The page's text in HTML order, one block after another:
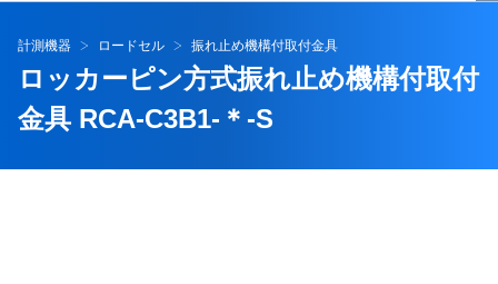
計測機器 ロードセル 振れ止め機構付取付金具
ロッカーピン方式振れ止め機構付取付
金具 RCA-C3B1-＊-S